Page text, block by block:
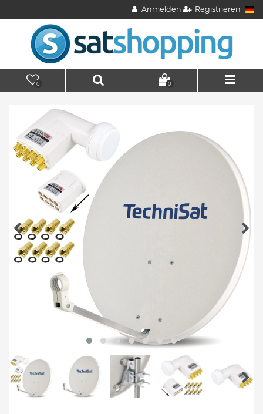
Anmelden Registrieren
0 0